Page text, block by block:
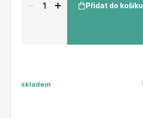
Přidat do košíku
skladem